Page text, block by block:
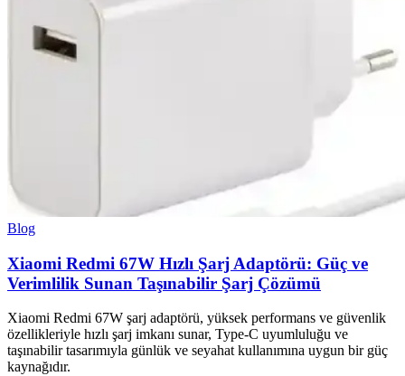
Blog
Xiaomi Redmi 67W Hızlı Şarj Adaptörü: Güç ve
Verimlilik Sunan Taşınabilir Şarj Çözümü
Xiaomi Redmi 67W şarj adaptörü, yüksek performans ve güvenlik
özellikleriyle hızlı şarj imkanı sunar, Type-C uyumluluğu ve
taşınabilir tasarımıyla günlük ve seyahat kullanımına uygun bir güç
kaynağıdır.